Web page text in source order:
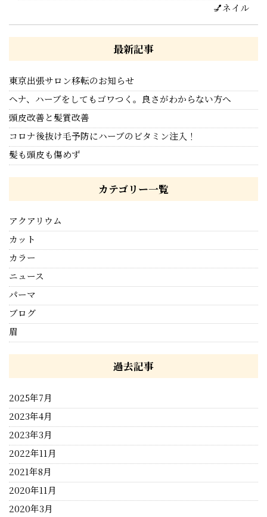
💅ネイル
最新記事
東京出張サロン移転のお知らせ
ヘナ、ハーブをしてもゴワつく。良さがわからない方へ
頭皮改善と髪質改善
コロナ後抜け毛予防にハーブのビタミン注入！
髪も頭皮も傷めず
カテゴリー一覧
アクアリウム
カット
カラー
ニュース
パーマ
ブログ
眉
過去記事
2025年7月
2023年4月
2023年3月
2022年11月
2021年8月
2020年11月
2020年3月